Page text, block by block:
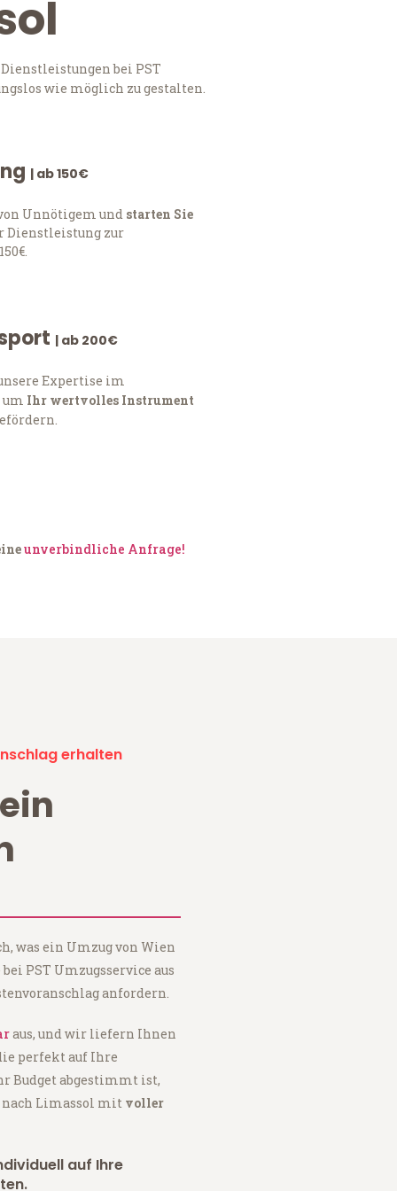
bei PST
wie möglich zu gestalten.
| ab 150€
Unnötigem und starten Sie
Dienstleistung zur
| ab 200€
Expertise im
um Ihr wertvolles Instrument
unverbindliche Anfrage!
erhalten
was ein Umzug von Wien
PST Umzugsservice aus
anfordern.
aus, und wir liefern Ihnen
perfekt auf Ihre
Budget abgestimmt ist,
nach Limassol mit voller
auf Ihre